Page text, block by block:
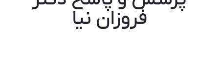
فروزان نیا